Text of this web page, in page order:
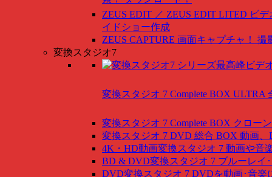
ZEUS EDIT ／ ZEUS EDIT LITED ビ
イドショー作成
ZEUS CAPTURE 画面キャプチャ！ 撮
変換スタジオ7
変換スタジオ 7 Complete BOX ULTRA
変換スタジオ 7 Complete BOX クロー
変換スタジオ 7 DVD 総合 BOX 動画、
4K・HD動画変換スタジオ 7 動画や音
BD & DVD変換スタジオ 7 ブルーレイ
DVD変換スタジオ 7 DVDを動画･音楽